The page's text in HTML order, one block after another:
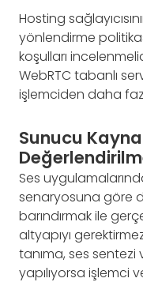
Hosting
yönlendirme
koşulları
WebRTC tabanlı
işlemciden daha
Sunucu
Ses
senaryosuna göre
barındırmak ile
altyapıyı
tanıma, ses
yapılıyorsa işlemci